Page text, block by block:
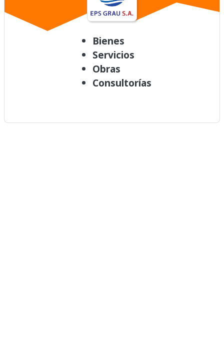
Bienes
Servicios
Obras
Consultorías